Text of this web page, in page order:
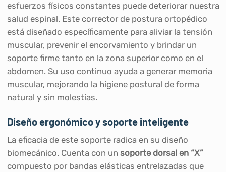
esfuerzos físicos constantes puede deteriorar nuestra
salud espinal. Este corrector de postura ortopédico
está diseñado específicamente para aliviar la tensión
muscular, prevenir el encorvamiento y brindar un
soporte firme tanto en la zona superior como en el
abdomen. Su uso continuo ayuda a generar memoria
muscular, mejorando la higiene postural de forma
natural y sin molestias.
Diseño ergonómico y soporte inteligente
La eficacia de este soporte radica en su diseño
biomecánico. Cuenta con un soporte dorsal en “X”
compuesto por bandas elásticas entrelazadas que